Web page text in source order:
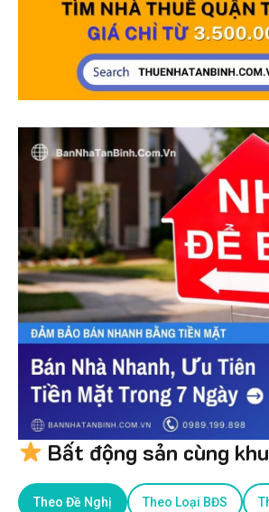
Bất động sản cùng
Theo Đề Nghị Theo Loại BĐS